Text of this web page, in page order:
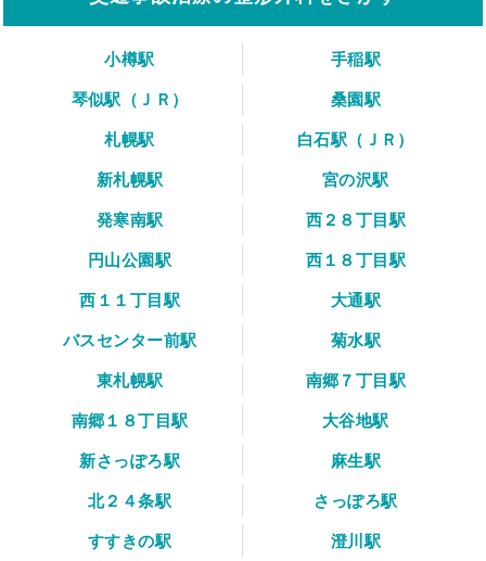
小樽駅
手稲駅
琴似駅（ＪＲ）
桑園駅
札幌駅
白石駅（ＪＲ）
新札幌駅
宮の沢駅
発寒南駅
西２８丁目駅
円山公園駅
西１８丁目駅
西１１丁目駅
大通駅
バスセンター前駅
菊水駅
東札幌駅
南郷７丁目駅
南郷１８丁目駅
大谷地駅
新さっぽろ駅
麻生駅
北２４条駅
さっぽろ駅
すすきの駅
澄川駅